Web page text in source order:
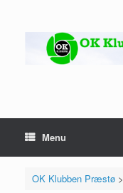
indhold
Menu
OK Klubben Præstø>